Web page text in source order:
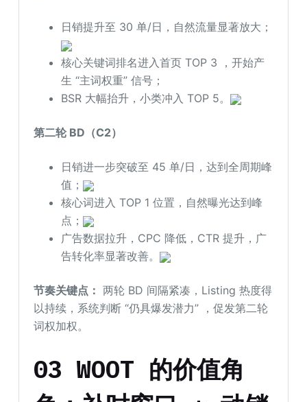
日销提升至 30 单/日，自然流量显著放大；
核心关键词排名进入首页 TOP 3 ，开始产
生 “主词权重” 信号；
BSR 大幅抬升，小类冲入 TOP 5。
第二轮 BD（C2）
日销进一步突破至 45 单/日，达到全周期峰
值；
核心词进入 TOP 1 位置，自然曝光达到峰
点；
广告数据拉升，CPC 降低，CTR 提升，广
告转化率显著改善。
节奏关键点： 两轮 BD 间隔紧凑，Listing 热度得
以持续，系统判断 “仍具爆发潜力” ，促发第二轮
词权加权。
03 WOOT 的价值角